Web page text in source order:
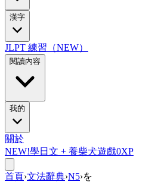
漢字
JLPT 練習（NEW）
閱讀內容
我的
關於
NEW!學日文 + 養柴犬遊戲0XP
首頁›文法辭典›N5›を